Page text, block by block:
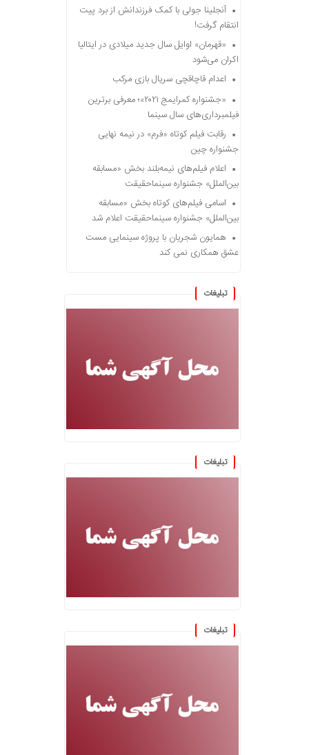
آنجلینا جولی با کمک فرزندانش از برد پیت
انتقام گرفت!
«قهرمان» اوایل سال جدید میلادی در ایتالیا
اکران می‌شود
اعدام قاچاقچی سریال بازی مرکب
«جشنواره کمرایمج ۲۰۲۱»؛ معرفی برترین
فیلمبرداری‌های سال سینما
رقابت فیلم کوتاه «فرم» در نیمه نهایی
جشنواره چین
اعلام فیلم‌های نیمه‌بلند بخش «مسابقه
بین‌الملل» جشنواره سینماحقیقت
اسامی فیلم‌های کوتاه بخش «مسابقه
بین‌الملل» جشنواره سینماحقیقت اعلام شد
همایون شجریان با پروژه سینمایی مست
عشق همکاری نمی کند
تبلیغات
تبلیغات
تبلیغات